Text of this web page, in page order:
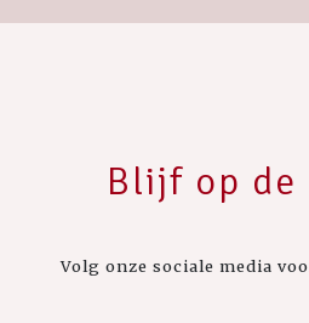
Blijf op de
Volg onze sociale media